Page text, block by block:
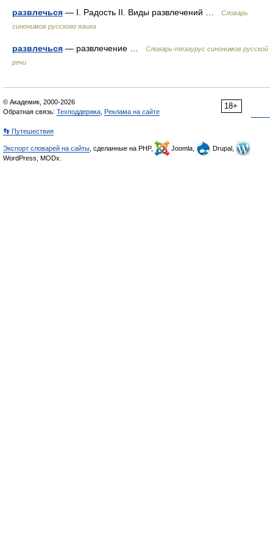
развлечься — I. Радость II. Виды развлечений …
Словарь
синонимов русского языка
развлечься — развлечение …
Словарь-тезаурус синонимов русской
речи
18+
© Академик, 2000-2026
Обратная связь: Техподдержка Реклама на сайте
👣 Путешествия
Экспорт словарей на сайты , сделанные на PHP, Joomla,
Drupal,
WordPress, MODx.